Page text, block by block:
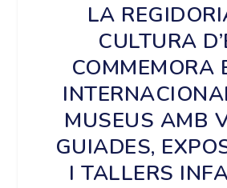
LA
CULTURA
COMMEMORA
MUSEUS AMB
GUIADES,
I TALLERS